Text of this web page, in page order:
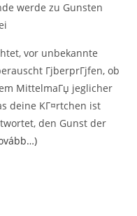
werde zu Gunsten
vor unbekannte
ГјberprГјfen, ob
MittelmaГџ jeglicher
deine KГ¤rtchen ist
den Gunst der